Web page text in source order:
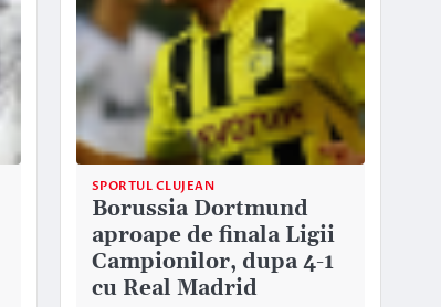
SPORTUL CLUJEAN
Borussia Dortmund
aproape de finala Ligii
Campionilor, dupa 4-1
cu Real Madrid